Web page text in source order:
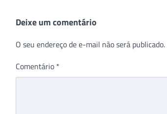
Deixe um comentário
O seu endereço de e-mail não será publicado.
Comentário *